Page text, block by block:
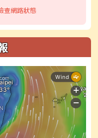
查網路狀態